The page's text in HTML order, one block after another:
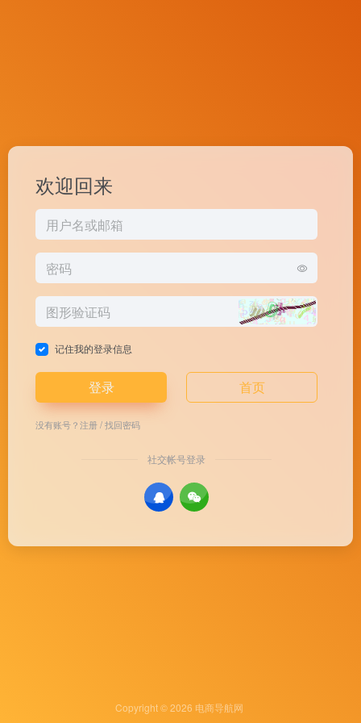
欢迎回来
记住我的登录信息
登录 首页
没有账号？注册/找回密码
社交帐号登录
Copyright © 2026 电商导航网